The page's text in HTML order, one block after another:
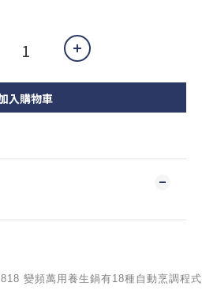
入購物車
變頻萬用養生鍋有18種自動烹調程